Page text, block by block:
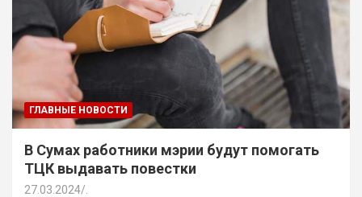
ГЛАВНЫЕ НОВОСТИ
В Сумах работники мэрии будут помогать
ТЦК выдавать повестки
27.03.2024